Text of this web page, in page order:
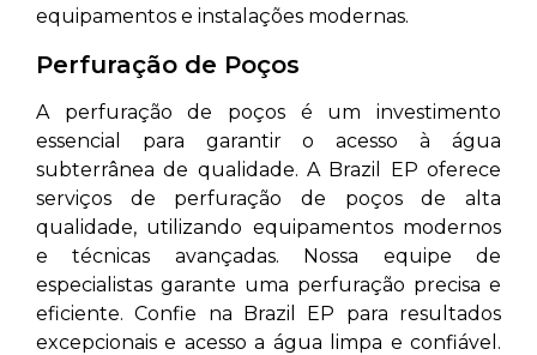
equipamentos e instalações modernas.
Perfuração de Poços
A perfuração de poços é um investimento
essencial para garantir o acesso à água
subterrânea de qualidade. A Brazil EP oferece
serviços de perfuração de poços de alta
qualidade, utilizando equipamentos modernos
e técnicas avançadas. Nossa equipe de
especialistas garante uma perfuração precisa e
eficiente. Confie na Brazil EP para resultados
excepcionais e acesso a água limpa e confiável.